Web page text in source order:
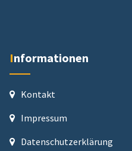
Informationen
Kontakt
Impressum
Datenschutz­erklärung